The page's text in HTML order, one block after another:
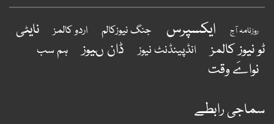
روزنامہ آج ایکسپرس جنگ نیوزکالم اردو کالمز
نایٹی
نیوز کالمز
انڈپینڈنٹ نیوز ڈان ںیوز ہم سب
نواےَ وقت
رابطے